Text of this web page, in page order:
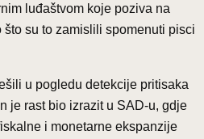
luđaštvom koje poziva na
su to zamislili spomenuti pisci
u pogledu detekcije pritisaka
je rast bio izrazit u SAD-u, gdje
i monetarne ekspanzije